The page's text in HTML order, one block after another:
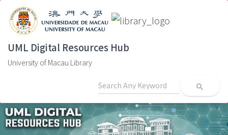
UML Digital Resources Hub
University of Macau Library
search